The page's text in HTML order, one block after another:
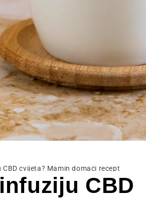
cvijeta? Mamin domaći recept
CBD